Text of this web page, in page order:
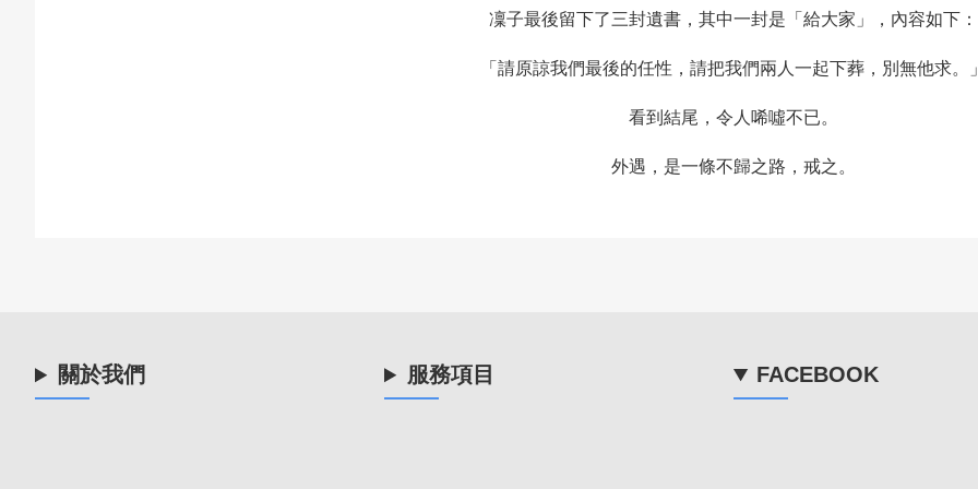
凜子最後留下了三封遺書，其中一封是「給大家」，內容如下：
「請原諒我們最後的任性，請把我們兩人一起下葬，別無他求。」
看到結尾，令人唏噓不已。
外遇，是一條不歸之路，戒之。
關於我們 服務項目 FACEBOOK